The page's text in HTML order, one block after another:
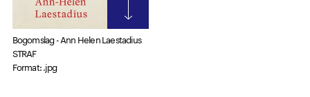
Bogomslag - Ann Helen Laestadius
STRAF
Format: .jpg